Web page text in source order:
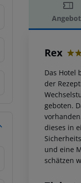
Rex
Das Hotel
der
geboten.
dieses in
und eine
schätzen